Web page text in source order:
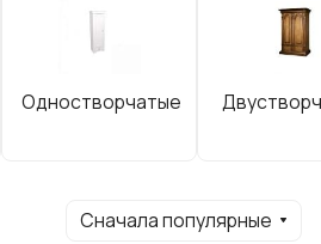
Одностворчатые
Сначала популярные